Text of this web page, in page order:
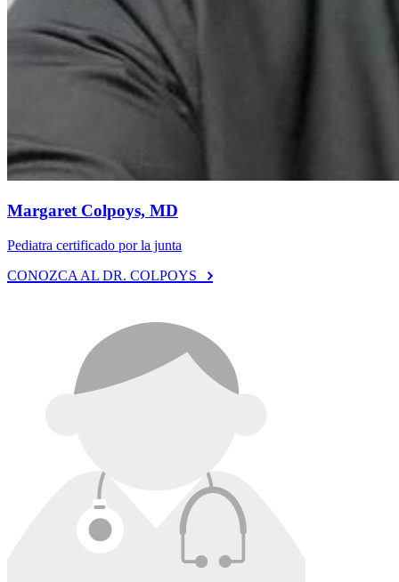
Margaret Colpoys, MD
Pediatra certificado por la junta
CONOZCA AL DR. COLPOYS